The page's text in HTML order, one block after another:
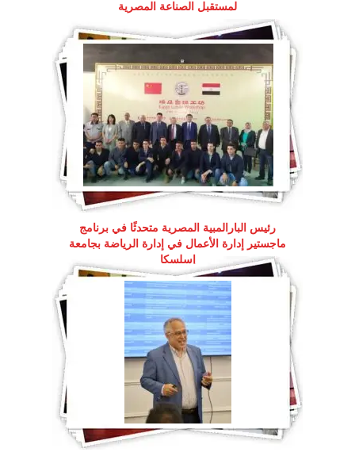
لمستقبل الصناعة المصرية
رئيس البارالمبية المصرية متحدثًا في برنامج
ماجستير إدارة الأعمال في إدارة الرياضة بجامعة
إسلسكا